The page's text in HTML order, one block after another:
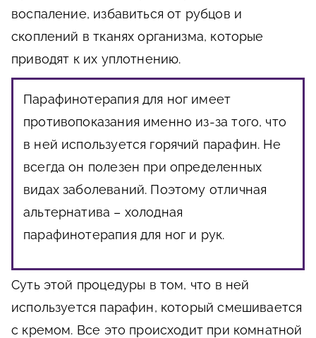
воспаление, избавиться от рубцов и
скоплений в тканях организма, которые
приводят к их уплотнению.
Парафинотерапия для ног имеет
противопоказания именно из-за того, что
в ней используется горячий парафин. Не
всегда он полезен при определенных
видах заболеваний. Поэтому отличная
альтернатива – холодная
парафинотерапия для ног и рук.
Суть этой процедуры в том, что в ней
используется парафин, который смешивается
с кремом. Все это происходит при комнатной